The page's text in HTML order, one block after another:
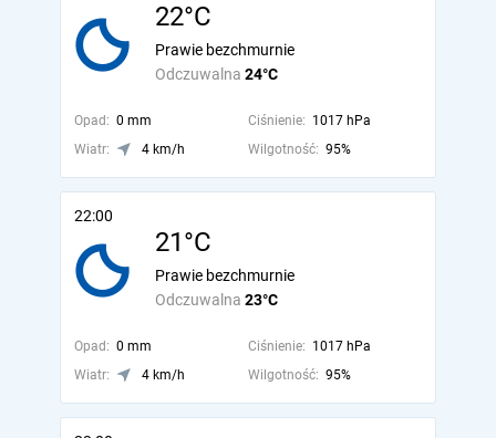
22°C
Odczuwalna 24°C
Prawie bezchmurnie
Opad: 0 mm Ciśnienie: 1017 hPa
Wiatr:
4 km/h Wilgotność: 95%
22:00
21°C
Odczuwalna 23°C
Prawie bezchmurnie
Opad: 0 mm Ciśnienie: 1017 hPa
Wiatr:
4 km/h Wilgotność: 95%